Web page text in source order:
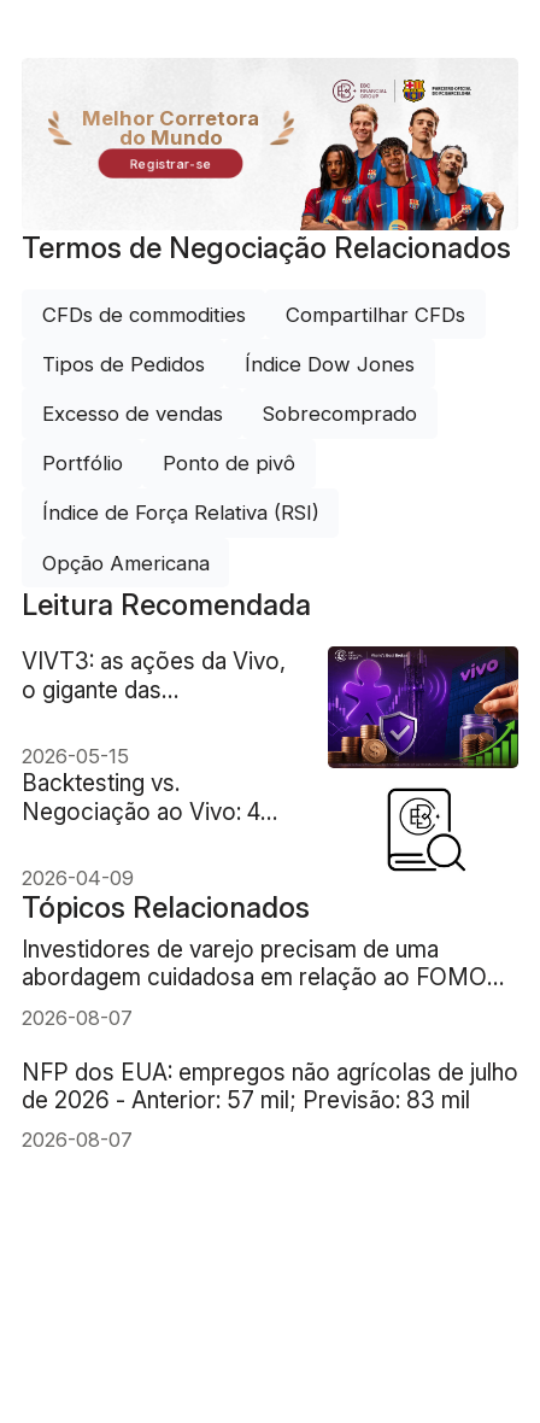
Melhor Corretora
do Mundo
Registrar-se
Termos de Negociação Relacionados
CFDs de commodities Compartilhar CFDs
Tipos de Pedidos Índice Dow Jones
Excesso de vendas Sobrecomprado
Portfólio Ponto de pivô
Índice de Força Relativa (RSI)
Opção Americana
Leitura Recomendada
VIVT3: as ações da Vivo,
o gigante das
2026-05-15
Backtesting vs.
Negociação ao Vivo: 4
Resultados Não São
Compatíveis
2026-04-09
Tópicos Relacionados
Investidores de varejo precisam de uma
abordagem cuidadosa em relação ao FOMO
(medo de ficar de fora) da IA
2026-08-07
NFP dos EUA: empregos não agrícolas de julho
de 2026 - Anterior: 57 mil; Previsão: 83 mil
2026-08-07